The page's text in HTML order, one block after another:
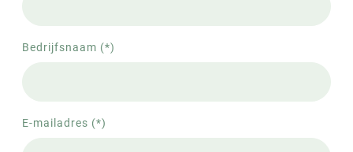
Bedrijfsnaam (*)
E-mailadres (*)